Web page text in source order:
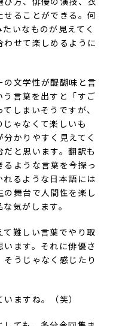
ることができる。何
いなものが見えてく
せて楽しめるように
文学性が醍醐味と言
言葉を出すと「すご
しまいそうですが、
ゃなくて楽しいも
かりやすく見えてく
と思います。翻訳も
ような言葉を今探っ
るような日本語には
舞台で人間性を楽し
気がします。
難しい言葉でやり取
ます。それに俳優さ
うじゃなく感じたり
ますね。（笑）